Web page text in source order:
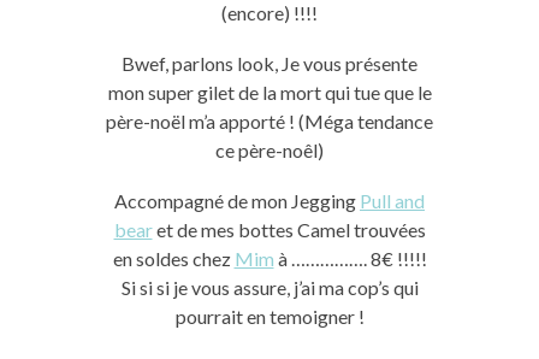
(encore) !!!!
Bwef, parlons look, Je vous présente
mon super gilet de la mort qui tue que le
père-noël m’a apporté ! (Méga tendance
ce père-noêl)
Accompagné de mon Jegging Pull and
bearet de mes bottes Camel trouvées
en soldes chez Mim à ……………. 8€ !!!!!
Si si si je vous assure, j’ai ma cop’s qui
pourrait en temoigner !